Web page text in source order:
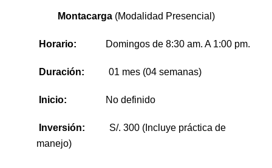
Montacarga (Modalidad Presencial)
Horario: Domingos de 8:30 am. A 1:00 pm.
Duración: 01 mes (04 semanas)
Inicio: No definido
Inversión:
S/. 300 (Incluye práctica de
manejo)